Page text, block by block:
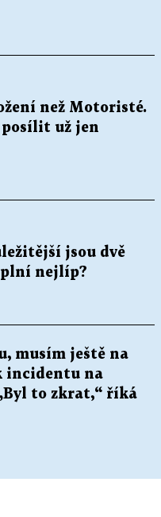
než Motoristé.
posílit už jen
jsou dvě
nejlíp?
musím ještě na
incidentu na
to zkrat,“ říká